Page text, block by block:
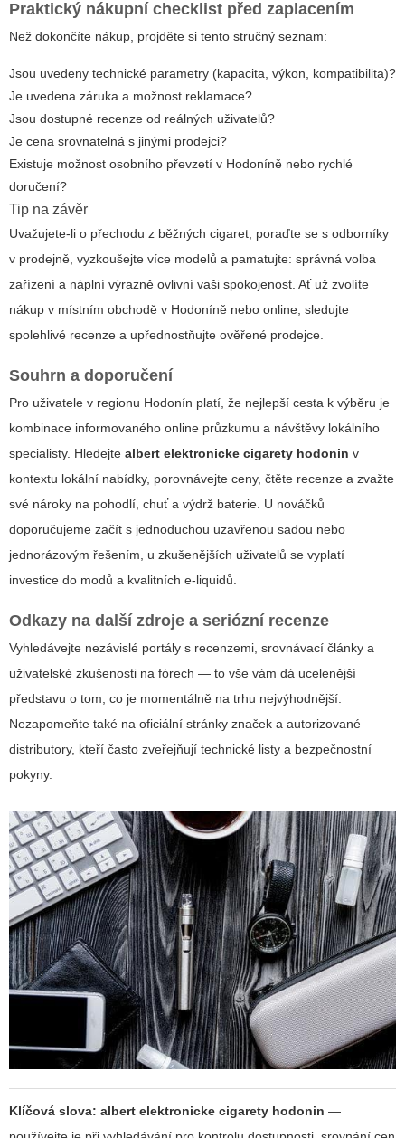
Praktický nákupní checklist před zaplacením
Než dokončíte nákup, projděte si tento stručný seznam:
Jsou uvedeny technické parametry (kapacita, výkon, kompatibilita)?
Je uvedena záruka a možnost reklamace?
Jsou dostupné recenze od reálných uživatelů?
Je cena srovnatelná s jinými prodejci?
Existuje možnost osobního převzetí v Hodoníně nebo rychlé
doručení?
Tip na závěr
Uvažujete-li o přechodu z běžných cigaret, poraďte se s odborníky
v prodejně, vyzkoušejte více modelů a pamatujte: správná volba
zařízení a náplní výrazně ovlivní vaši spokojenost. Ať už zvolíte
nákup v místním obchodě v Hodoníně nebo online, sledujte
spolehlivé recenze a upřednostňujte ověřené prodejce.
Souhrn a doporučení
Pro uživatele v regionu Hodonín platí, že nejlepší cesta k výběru je
kombinace informovaného online průzkumu a návštěvy lokálního
specialisty. Hledejte albert elektronicke cigarety hodonin v
kontextu lokální nabídky, porovnávejte ceny, čtěte recenze a zvažte
své nároky na pohodlí, chuť a výdrž baterie. U nováčků
doporučujeme začít s jednoduchou uzavřenou sadou nebo
jednorázovým řešením, u zkušenějších uživatelů se vyplatí
investice do modů a kvalitních e-liquidů.
Odkazy na další zdroje a seriózní recenze
Vyhledávejte nezávislé portály s recenzemi, srovnávací články a
uživatelské zkušenosti na fórech — to vše vám dá ucelenější
představu o tom, co je momentálně na trhu nejvýhodnější.
Nezapomeňte také na oficiální stránky značek a autorizované
distributory, kteří často zveřejňují technické listy a bezpečnostní
pokyny.
Klíčová slova: albert elektronicke cigarety hodonin —